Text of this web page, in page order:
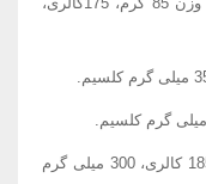
6) شیر کم چربی: 1 درصد چربی 1 فنجان، 185 کالری، 300 میلی گرم